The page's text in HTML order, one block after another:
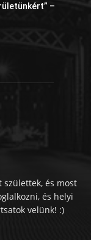
–
születtek, és most
és helyi
velünk! :)